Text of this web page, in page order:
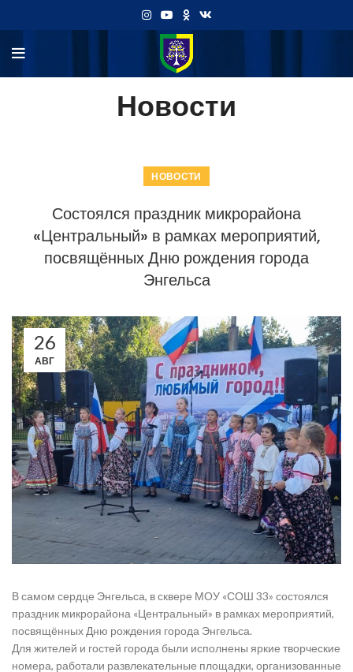
Новости
НОВОСТИ
Состоялся праздник микрорайона
«Центральный» в рамках мероприятий,
посвящённых Дню рождения города
Энгельса
26
АВГ
В самом сердце Энгельса, в сквере МОУ «СОШ 33» состоялся
праздник микрорайона «Центральный» в рамках мероприятий,
посвящённых Дню рождения города Энгельса.
Для жителей и гостей города были исполнены яркие творческие
номера, работали развлекательные площадки, организованные